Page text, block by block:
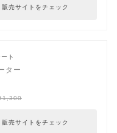
販売サイトをチェック
ト
ター
販売サイトをチェック